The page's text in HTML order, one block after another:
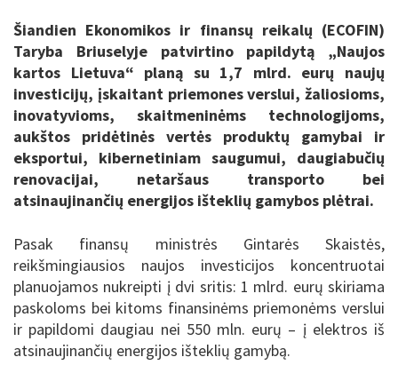
Šiandien Ekonomikos ir finansų reikalų (ECOFIN)
Taryba Briuselyje patvirtino papildytą „Naujos
kartos Lietuva“ planą su 1,7 mlrd. eurų naujų
investicijų, įskaitant priemones verslui, žaliosioms,
inovatyvioms, skaitmeninėms technologijoms,
aukštos pridėtinės vertės produktų gamybai ir
eksportui, kibernetiniam saugumui, daugiabučių
renovacijai, netaršaus transporto bei
atsinaujinančių energijos išteklių gamybos plėtrai.
Pasak finansų ministrės Gintarės Skaistės,
reikšmingiausios naujos investicijos koncentruotai
planuojamos nukreipti į dvi sritis: 1 mlrd. eurų skiriama
paskoloms bei kitoms finansinėms priemonėms verslui
ir papildomi daugiau nei 550 mln. eurų – į elektros iš
atsinaujinančių energijos išteklių gamybą.